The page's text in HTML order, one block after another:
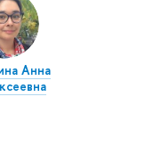
Анна